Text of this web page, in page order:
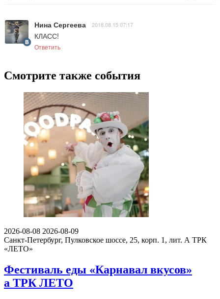
Нина Сергеева 2018.08.15 07:17
КЛАСС!
Ответить
Смотрите также события
2026-08-08 2026-08-09
Санкт-Петербург, Пулковское шоссе, 25, корп. 1, лит. А ТРК
«ЛЕТО»
Фестиваль еды «Карнавал вкусов»
а ТРК ЛЕТО